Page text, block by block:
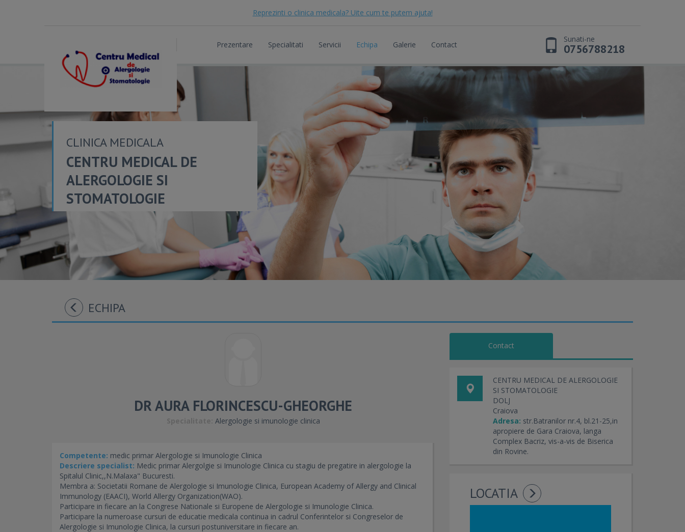
Reprezinti o clinica medicala? Uite cum te putem ajuta!
Prezentare Specialitati Servicii Echipa Galerie Contact
Sunati-ne
0756788218
CLINICA MEDICALA
CENTRU MEDICAL DE
ALERGOLOGIE SI
STOMATOLOGIE
ECHIPA
DR AURA FLORINCESCU-GHEORGHE
Alergologie si imunologie clinica
Competente: medic primar Alergologie si Imunologie Clinica
Descriere specialist: Medic primar Alergolgie si Imunologie Clinica cu stagiu de pregatire in alergologie la
Spitalul Clinic,,N.Malaxa" Bucuresti.
Membra a: Societatii Romane de Alergologie si Imunologie Clinica, European Academy of Allergy and Clinical
Immunology (EAACI), World Allergy Organization(WAO).
Participare in fiecare an la Congrese Nationale si Europene de Alergologie si Imunologie Clinica.
Participare la numeroase cursuri de educatie medicala continua in cadrul Conferintelor si Congreselor de
Alergologie si Imunologie Clinica, la cursuri postuniversitare in fiecare an.
Contact
CENTRU MEDICAL DE ALERGOLOGIE
SI STOMATOLOGIE
DOLJ
Craiova
Adresa: str.Batranilor nr.4, bl.21-25,in
apropiere de Gara Craiova, langa
Complex Bacriz, vis-a-vis de Biserica
din Rovine.
LOCATIA